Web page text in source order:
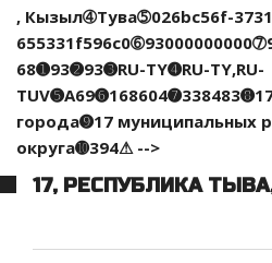
, Кызыл➃Тува➄026bc56f-
68➊93➋93➌RU-TY➍RU-TY,RU-
города➒17 муниципальных
округа➓394⚠ -->
17, РЕСПУБЛИКА